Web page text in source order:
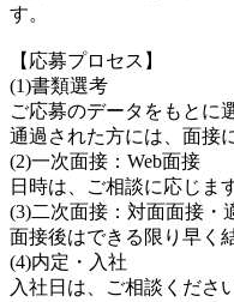
す。
【応募プロセス】
(1)書類選考
ご応募のデータをもとに
通過された方には、面接
(2)一次面接：Web面接
日時は、ご相談に応じま
(3)二次面接：対面面接・
面接後はできる限り早く
(4)内定・入社
入社日は、ご相談くださ